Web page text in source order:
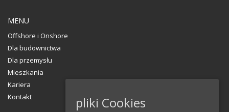
MENU
Offshore i Onshore
Dla budownictwa
Dla przemysłu
Mieszkania
Kariera
Kontakt
pliki Cookies